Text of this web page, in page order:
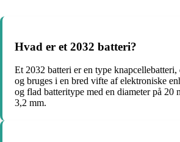
Hvad er et 2032 batteri?
Et 2032 batteri er en type
og bruges i en bred vifte af elektroniske
og flad batteritype med en diameter på 20
3,2 mm.